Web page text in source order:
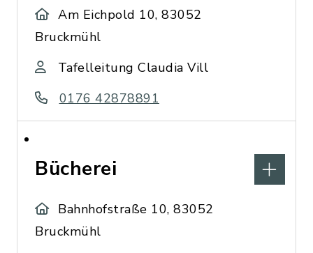
Am Eichpold 10, 83052
Bruckmühl
Tafelleitung Claudia Vill
0176 42878891
Bücherei
Bahnhofstraße 10, 83052
Bruckmühl